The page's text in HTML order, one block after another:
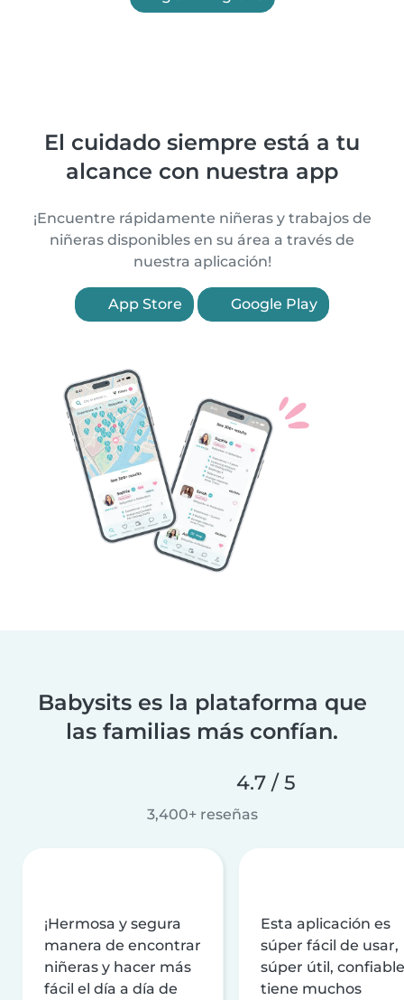
El cuidado siempre está a tu
alcance con nuestra app
¡Encuentre rápidamente niñeras y trabajos de
niñeras disponibles en su área a través de
nuestra aplicación!
App Store Google Play
Babysits es la plataforma que
las familias más confían.
4.7 / 5
3,400+ reseñas
¡Hermosa y segura
manera de encontrar
niñeras y hacer más
fácil el día a día de
Esta aplicación es
súper fácil de usar,
súper útil,
tiene muchos